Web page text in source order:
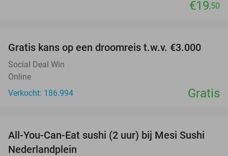
€19,50
Gratis kans op een droomreis t.w.v. €3.000
Social Deal Win
Online
Verkocht: 186.994
Gratis
21%
All-You-Can-Eat sushi (2 uur) bij Mesi Sushi
Nederlandplein